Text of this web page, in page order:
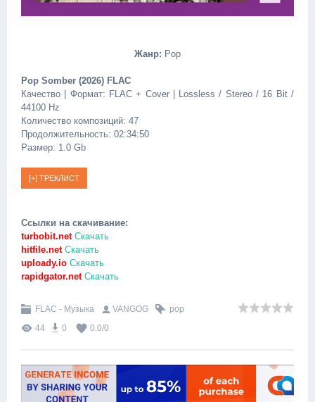
Жанр: Pop
Pop Somber (2026) FLAC
Качество | Формат: FLAC + Cover | Lossless / Stereo / 16 Bit /
44100 Hz
Количество композиций: 47
Продолжительность: 02:34:50
Размер: 1.0 Gb
Ссылки на скачивание:
turbobit.netСкачать
hitfile.netСкачать
uploady.io Скачать
rapidgator.netСкачать
FLAC - Музыка VANGOG
pop
44
0 0.0/0